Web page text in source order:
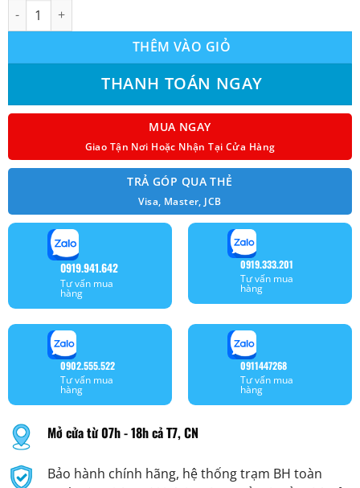
Máy lạnh treo tường HIKAWA HI-NH10M/HO-NH10M 2 chiều
THÊM VÀO GIỎ
THANH TOÁN NGAY
MUA NGAY
Giao Tận Nơi Hoặc Nhận Tại Cửa Hàng
TRẢ GÓP QUA THẺ
Visa, Master, JCB
0919.941.642
Tư vấn mua
hàng
0919.333.201
Tư vấn mua
hàng
0902.555.522
Tư vấn mua
hàng
0911447268
Tư vấn mua
hàng
Mở cửa từ 07h - 18h cả T7, CN
Bảo hành chính hãng, hệ thống trạm BH toàn